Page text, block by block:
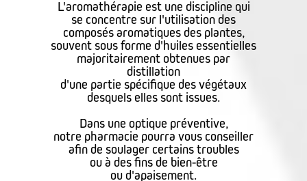
L'aromathérapie est une discipline qui
se concentre sur l'utilisation des
composés aromatiques des plantes,
souvent sous forme d'huiles essentielles
majoritairement obtenues par
distillation
d'une partie spécifique des végétaux
desquels elles sont issues.
Dans une optique préventive,
notre pharmacie pourra vous conseiller
afin de soulager certains troubles
ou à des fins de bien-être
ou d'apaisement.